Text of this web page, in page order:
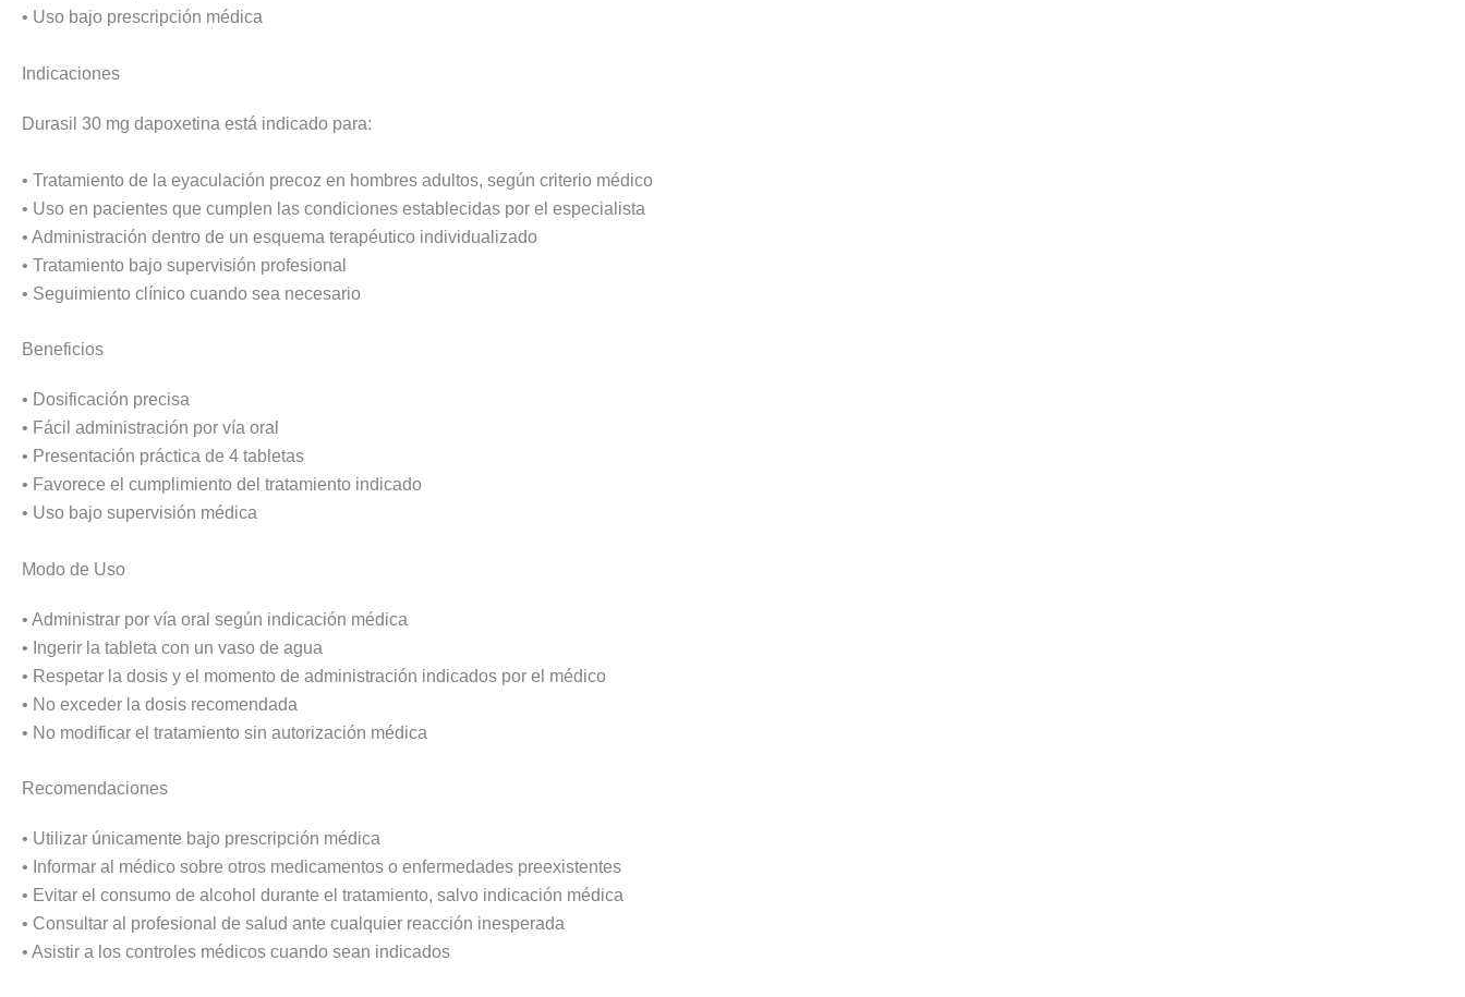
• Uso bajo prescripción médica
Indicaciones
Durasil 30 mg dapoxetina está indicado para:
• Tratamiento de la eyaculación precoz en hombres adultos, según criterio médico
• Uso en pacientes que cumplen las condiciones establecidas por el especialista
• Administración dentro de un esquema terapéutico individualizado
• Tratamiento bajo supervisión profesional
• Seguimiento clínico cuando sea necesario
Beneficios
• Dosificación precisa
• Fácil administración por vía oral
• Presentación práctica de 4 tabletas
• Favorece el cumplimiento del tratamiento indicado
• Uso bajo supervisión médica
Modo de Uso
• Administrar por vía oral según indicación médica
• Ingerir la tableta con un vaso de agua
• Respetar la dosis y el momento de administración indicados por el médico
• No exceder la dosis recomendada
• No modificar el tratamiento sin autorización médica
Recomendaciones
• Utilizar únicamente bajo prescripción médica
• Informar al médico sobre otros medicamentos o enfermedades preexistentes
• Evitar el consumo de alcohol durante el tratamiento, salvo indicación médica
• Consultar al profesional de salud ante cualquier reacción inesperada
• Asistir a los controles médicos cuando sean indicados